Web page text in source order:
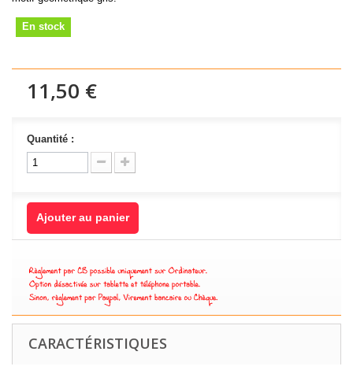
En stock
11,50 €
Quantité :
Ajouter au panier
CARACTÉRISTIQUES